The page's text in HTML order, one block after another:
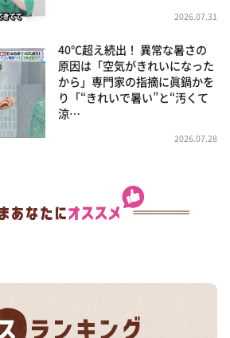
2026.07.31
40℃超え続出！ 異常な暑さの
原因は「空気がきれいになった
から」専門家の指摘に眞鍋かを
り「“きれいで暑い”と“汚くて
涼…
2026.07.28